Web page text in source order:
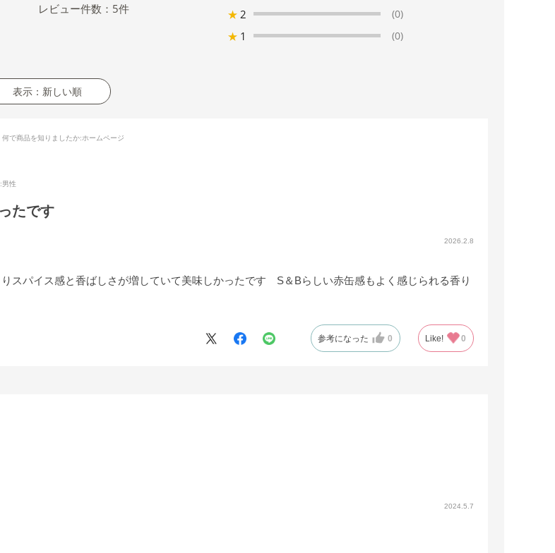
レビュー件数： 5件 ★ 2 (0)
★ 1 (0)
表示：新しい順
2026.2.8
たです
何で商品を知りましたか:ホームページ
男性
スパイス感と香ばしさが増していて美味しかったです S＆Bらしい赤缶感もよく感じられる香り
参考になった 0 Like! 0
2024.5.7